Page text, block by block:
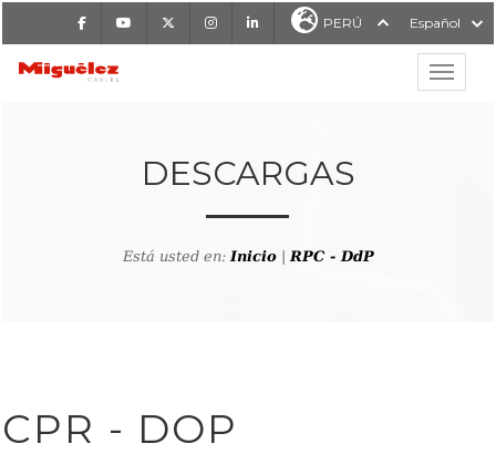
FacebookYoutube InstagramLinkedIn PERÚ Español
MIGUÉLEZ CABLES
DESCARGAS
Está usted en:Inicio|RPC - DdP
CPR - DOP